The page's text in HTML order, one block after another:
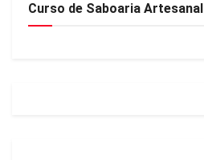
Curso de Saboaria Artesanal